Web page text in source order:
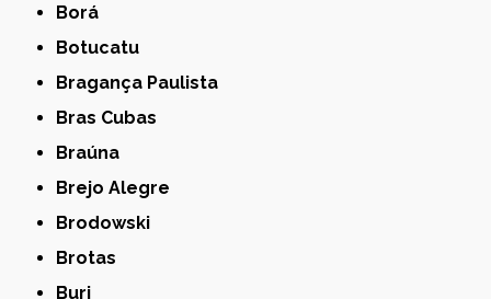
Borá
Botucatu
Bragança Paulista
Bras Cubas
Braúna
Brejo Alegre
Brodowski
Brotas
Buri